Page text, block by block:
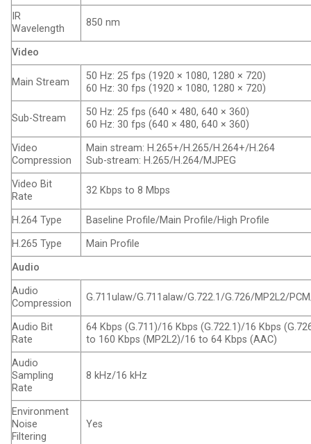
IR
Wavelength
850 nm
Video
Main Stream
50 Hz: 25 fps (1920 × 1080, 1280 × 720)
60 Hz: 30 fps (1920 × 1080, 1280 × 720)
Sub-Stream
50 Hz: 25 fps (640 × 480, 640 × 360)
60 Hz: 30 fps (640 × 480, 640 × 360)
Video
Compression
Main stream: H.265+/H.265/H.264+/H.264
Sub-stream: H.265/H.264/MJPEG
Video Bit
Rate
32 Kbps to 8 Mbps
H.264 Type
Baseline Profile/Main Profile/High Profile
H.265 Type
Main Profile
Audio
Audio
Compression
G.711ulaw/G.711alaw/G.722.1/G.726/MP2L2/
Audio Bit
Rate
64 Kbps (G.711)/16 Kbps (G.722.1)/16 Kbps
to 160 Kbps (MP2L2)/16 to 64 Kbps (AAC)
Audio
Sampling
Rate
8 kHz/16 kHz
Environment
Noise
Filtering
Yes